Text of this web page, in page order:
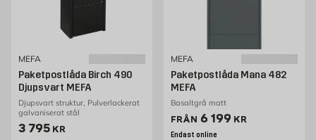
MEFA
Paketpostlåda Birch 490
Djupsvart MEFA
Djupsvart struktur, Pulverlackerat
galvaniserat stål
Pris 3795 kr
3 795 KR
MEFA
Paketpostlåda Mana 482
MEFA
Basaltgrå matt
FRÅN Pris 6199 kr
6 199 KR
Endast online